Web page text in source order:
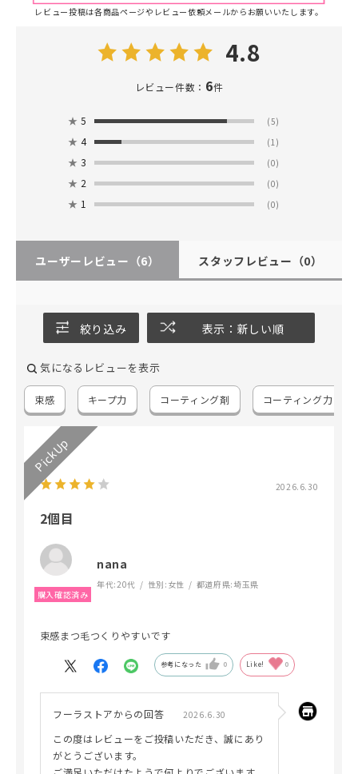
レビュー投稿は各商品ページやレビュー依頼メールからお願いいたします。
4.8
レビュー件数： 6件
★ 5 (5)
★ 4 (1)
★ 3 (0)
★ 2 (0)
★ 1 (0)
ユーザーレビュー （6） スタッフレビュー （0）
絞り込み 表示：新しい順
気になるレビューを表示
束感 キープ力 コーティング剤 コーティング力
2026.6.30
2個目
nana
年代: 20代 性別: 女性 都道府県: 埼玉県
束感まつ毛つくりやすいです
参考になった 0 Like! 0
フーラストアからの回答 2026.6.30
この度はレビューをご投稿いただき、誠にあり
がとうございます。